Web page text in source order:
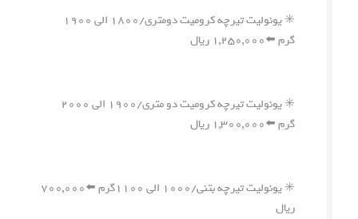
✳️ یونولیت تیرچه کرومیت دومتری/۱۸۰۰ الی ۱۹۰۰
گرم ⬅️۱,۲۵۰,۰۰۰ ریال
✳️ یونولیت تیرچه کرومیت دو متری/۱۹۰۰ الی ۲۰۰۰
گرم ⬅️۱,۳۰۰,۰۰۰ ریال
✳️ یونولیت تیرچه بتنی/۱۰۰۰ الی ۱۱۰۰گرم ⬅️۷۰۰,۰۰۰
ریال